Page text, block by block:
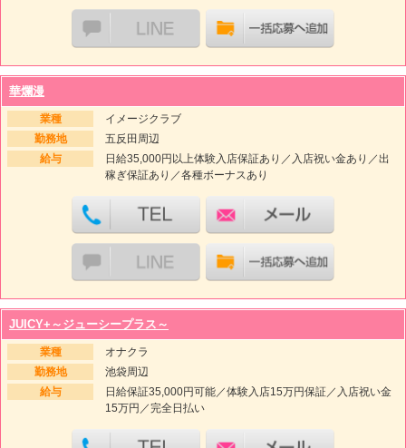
華爛漫
業種
イメージクラブ
勤務地
五反田周辺
給与
日給35,000円以上体験入店保証あり／入店祝い金あり／出
稼ぎ保証あり／各種ボーナスあり
JUICY+～ジューシープラス～
業種
オナクラ
勤務地
池袋周辺
給与
日給保証35,000円可能／体験入店15万円保証／入店祝い金
15万円／完全日払い